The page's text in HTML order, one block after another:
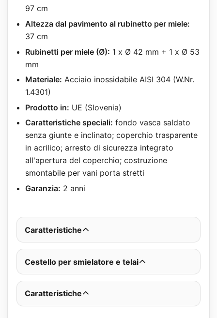
97 cm
Altezza dal pavimento al rubinetto per miele:
37 cm
Rubinetti per miele (Ø): 1 x Ø 42 mm + 1 x Ø 53
mm
Materiale: Acciaio inossidabile AISI 304 (W.Nr.
1.4301)
Prodotto in: UE (Slovenia)
Caratteristiche speciali: fondo vasca saldato
senza giunte e inclinato; coperchio trasparente
in acrilico; arresto di sicurezza integrato
all'apertura del coperchio; costruzione
smontabile per vani porta stretti
Garanzia: 2 anni
Caratteristiche
Cestello per smielatore e telai
Caratteristiche